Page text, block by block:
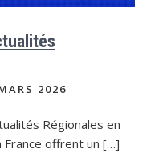
2026
Régionales en
France offrent un […]